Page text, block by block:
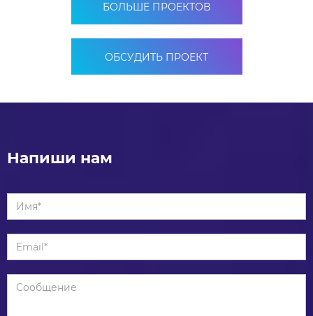
БОЛЬШЕ ПРОЕКТОВ
ОБСУДИТЬ ПРОЕКТ
Напиши нам